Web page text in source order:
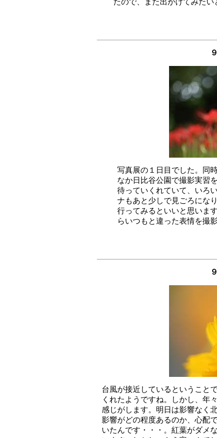
写真展の１日目でした。同
なか日比谷公園で撮影実習
待っていくれていて、いろ
ナもあと少しで見ごろにな
行ってみるといいと思いま
台風が接近しているということ
くれたようですね。しかし、年
感じがします。明日は影響なく
影響がどの程度あるのか、心配
いたんです・・・。紅葉がダメ